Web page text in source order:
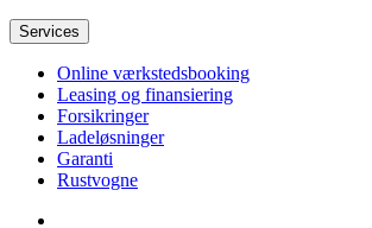
Services
Online værkstedsbooking
Leasing og finansiering
Forsikringer
Ladeløsninger
Garanti
Rustvogne